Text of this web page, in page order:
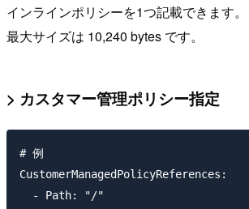
インラインポリシーを1つ記載できます
最大サイズは 10,240 bytes です。
> カスタマー管理ポリシー指定
# 例
CustomerManagedPolicyReferences:
  - Path: "/"